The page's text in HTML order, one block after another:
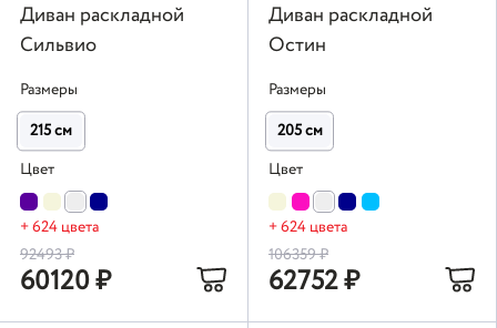
Диван раскладной
Сильвио
Размеры
215 см
Цвет
+ 624 цвета
92493₽
60120₽
Диван раскладной
Остин
Размеры
205 см
Цвет
+ 624 цвета
106359₽
62752₽